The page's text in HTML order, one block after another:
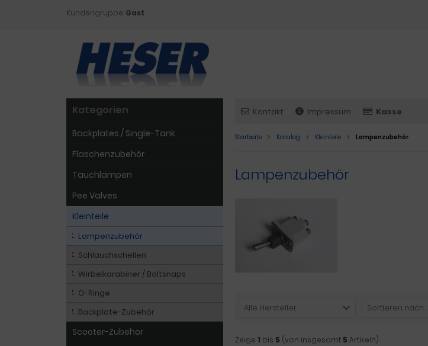
Kundengruppe: Gast
Kontakt Impressum Kasse
Startseite Katalog Kleinteile Lampenzubehör
Lampenzubehör
Alle Hersteller Sortieren nach ...
Zeige 1 bis 5 (von insgesamt 5 Artikeln)
Kategorien
Backplates / Single-Tank
Flaschenzubehör
Tauchlampen
Pee Valves
Kleinteile
Lampenzubehör
Schlauchschellen
Wirbelkarabiner / Boltsnaps
O-Ringe
Backplate-Zubehör
Scooter-Zubehör